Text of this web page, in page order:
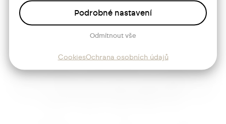
Odmítnout vše
Podrobné nastavení
CookiesOchrana osobních údajů
Sledujte mě
Josef